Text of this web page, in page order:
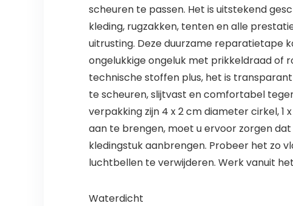
scheuren te passen. Het is uitstekend
kleding, rugzakken, tenten en alle
uitrusting. Deze duurzame reparatietape
ongelukkige ongeluk met prikkeldraad of
technische stoffen plus, het is
te scheuren, slijtvast en comfortabel
verpakking zijn 4 x 2 cm diameter cirkel,
aan te brengen, moet u ervoor zorgen
kledingstuk aanbrengen. Probeer het zo
luchtbellen te verwijderen. Werk vanuit
Waterdicht